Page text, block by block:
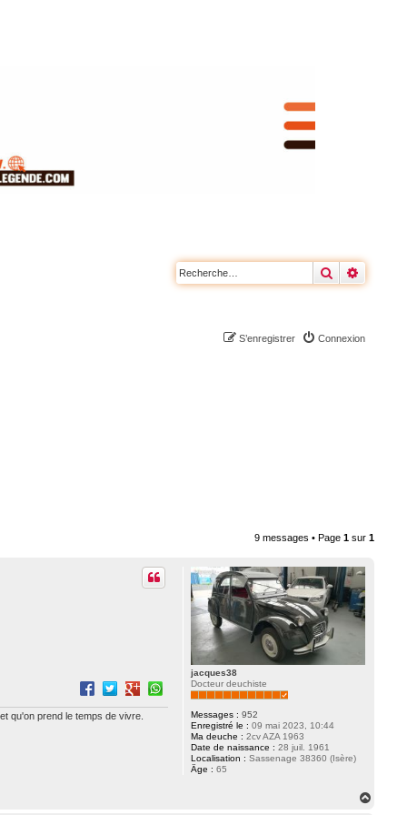
Rechercher
Connexion
S’enregistrer
9 messages • Page1 sur1
jacques38
Docteur deuchiste
Messages : 952
Enregistré le : 09 mai 2023, 10:44
Ma deuche : 2cv AZA 1963
Date de naissance : 28 juil. 1961
Localisation : Sassenage 38360 (Isère)
Âge : 65
qu'on prend le temps de vivre.